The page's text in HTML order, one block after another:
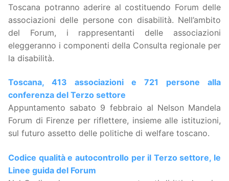
Toscana potranno aderire al costituendo Forum delle
associazioni delle persone con disabilità. Nell’ambito
del Forum, i rappresentanti delle associazioni
eleggeranno i componenti della Consulta regionale per
la disabilità.
Toscana, 413 associazioni e 721 persone alla
conferenza del Terzo settore
Appuntamento sabato 9 febbraio al Nelson Mandela
Forum di Firenze per riflettere, insieme alle istituzioni,
sul futuro assetto delle politiche di welfare toscano.
Codice qualità e autocontrollo per il Terzo settore, le
Linee guida del Forum